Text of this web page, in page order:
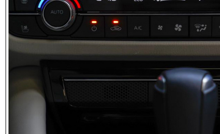
另外，加上GVC PLUS加速度矢量控制系统黑科技的加持，驾
驶起来指哪儿打哪儿，车就是手和脚的延伸，有种人与车默契
十足的乐趣感，对于每天都要往返通勤、接送家人的年轻人非
常有吸引力，漫漫长路如果有一辆好开车的车，开车也不会成
为每天的疲劳负担。
阿特兹不仅仅是只有“硬件”条件好，“软件”相较竞品也有诱惑
力，因为年底基本都是“三九四九不出手”的时候，大冷天的，
有个座椅加热、方向盘加热这样的功能，尤其对于在北方的女